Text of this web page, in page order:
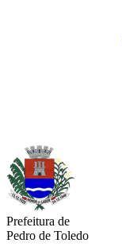
Prefeitura de
Pedro de Toledo